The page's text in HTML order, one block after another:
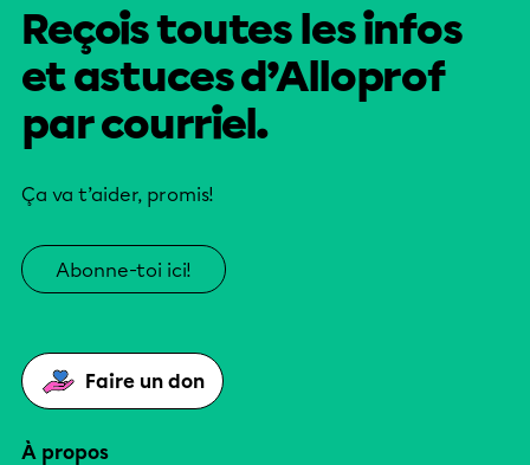
Reçois toutes les infos
et astuces d’Alloprof
par courriel.
Ça va t’aider, promis!
Abonne-toi ici!
Faire un don
À propos